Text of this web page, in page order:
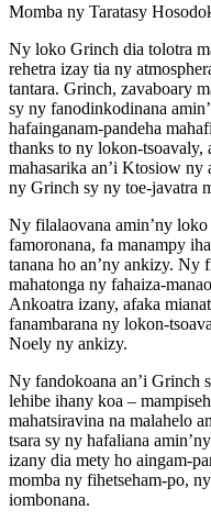
Momba ny Taratasy
Ny loko Grinch dia tolotra
rehetra izay tia ny
tantara. Grinch, zavaboary
sy ny fanodinkodinana
hafainganam-pandeha
thanks to ny lokon-tsoavaly,
mahasarika an’i Ktosiow
ny Grinch sy ny toe-javatra
Ny filalaovana amin’ny
famoronana, fa manampy
tanana ho an’ny ankizy. Ny
mahatonga ny fahaiza-
Ankoatra izany, afaka
fanambarana ny lokon-
Noely ny ankizy.
Ny fandokoana an’i Grinch
lehibe ihany koa –
mahatsiravina na malahelo
tsara sy ny hafaliana
izany dia mety ho aingam-
momba ny fihetseham-po,
iombonana.